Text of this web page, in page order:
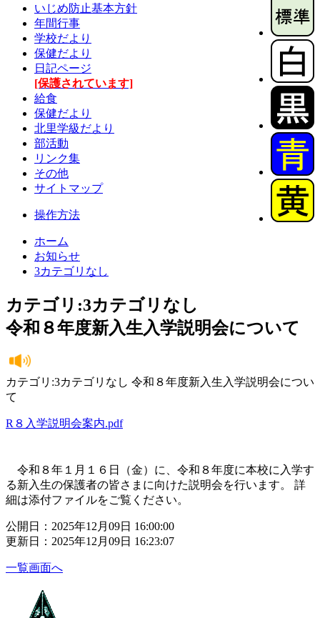
いじめ防止基本方針
年間行事
学校だより
保健だより
日記ページ
[保護されています]
給食
保健だより
北里学級だより
部活動
リンク集
その他
サイトマップ
操作方法
ホーム
お知らせ
3カテゴリなし
カテゴリ:3カテゴリなし
令和８年度新入生入学説明会について
カテゴリ:3カテゴリなし 令和８年度新入生入学説明会につい
て
R８入学説明会案内.pdf
令和８年１月１６日（金）に、令和８年度に本校に入学す
る新入生の保護者の皆さまに向けた説明会を行います。 詳
細は添付ファイルをご覧ください。
公開日：2025年12月09日 16:00:00
更新日：2025年12月09日 16:23:07
一覧画面へ